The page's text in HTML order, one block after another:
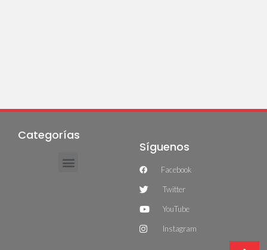
Categorías
Síguenos
Facebook
Twitter
YouTube
Instagram